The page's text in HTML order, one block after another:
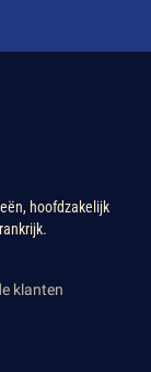
hoofdzakelijk
klanten